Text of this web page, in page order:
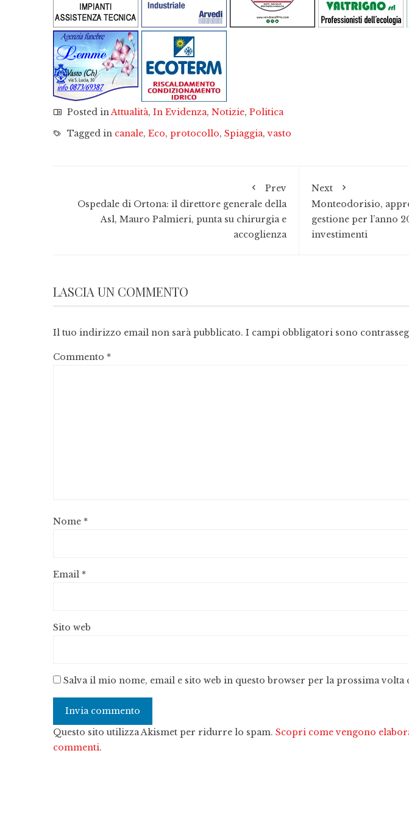
Posted inAttualità, In Evidenza, Notizie, Politica
Tagged in canale, Eco, protocollo, Spiaggia,vasto
Prev
Ospedale di Ortona: il direttore generale della
Asl, Mauro Palmieri, punta su chirurgia e
accoglienza
Next
Monteodorisio,
gestione per l’anno
investimenti
LASCIA UN COMMENTO
Il tuo indirizzo email non sarà pubblicato. I campi obbligatori sono
Commento *
Nome *
Email *
Sito web
Salva il mio nome, email e sito web in questo browser per la prossima volta
Questo sito utilizza Akismet per ridurre lo spam. Scopri come vengono
commenti.